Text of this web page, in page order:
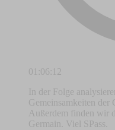
01:06:12
In der Folge
Gemeinsamkeiten der
Außerdem finden wir
Germain. Viel SPass.